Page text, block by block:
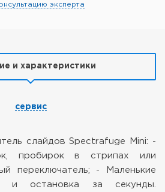
эксперта
и характеристики
сервис
слайдов Spectrafuge Mini: -
пробирок в стрипах или
переключатель; - Маленькие
остановка за секунды.